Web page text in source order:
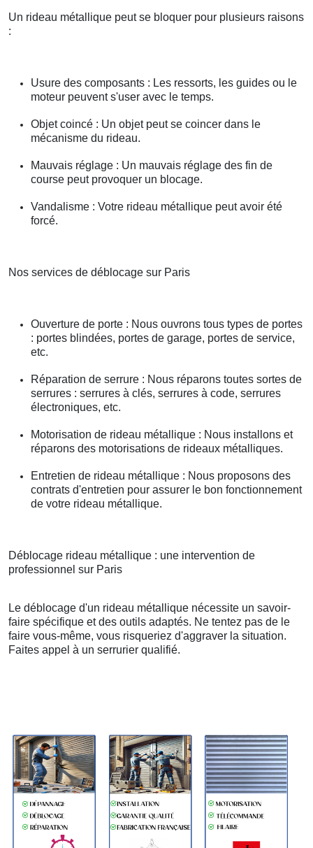
Un rideau métallique peut se bloquer pour plusieurs raisons
:
Usure des composants : Les ressorts, les guides ou le
moteur peuvent s'user avec le temps.
Objet coincé : Un objet peut se coincer dans le
mécanisme du rideau.
Mauvais réglage : Un mauvais réglage des fin de
course peut provoquer un blocage.
Vandalisme : Votre rideau métallique peut avoir été
forcé.
Nos services de déblocage sur Paris
Ouverture de porte : Nous ouvrons tous types de portes
: portes blindées, portes de garage, portes de service,
etc.
Réparation de serrure : Nous réparons toutes sortes de
serrures : serrures à clés, serrures à code, serrures
électroniques, etc.
Motorisation de rideau métallique : Nous installons et
réparons des motorisations de rideaux métalliques.
Entretien de rideau métallique : Nous proposons des
contrats d'entretien pour assurer le bon fonctionnement
de votre rideau métallique.
Déblocage rideau métallique : une intervention de
professionnel sur Paris
Le déblocage d'un rideau métallique nécessite un savoir-
faire spécifique et des outils adaptés. Ne tentez pas de le
faire vous-même, vous risqueriez d'aggraver la situation.
Faites appel à un serrurier qualifié.